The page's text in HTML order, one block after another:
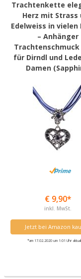
Trachtenkette
Herz mit Strass
Edelweiss in vielen
– Anhänger
für Dirndl und
Damen
€ 9,90*
inkl. MwSt.
Jetzt bei Amazon
*am 17.02.2020 um 1:01 Uhr